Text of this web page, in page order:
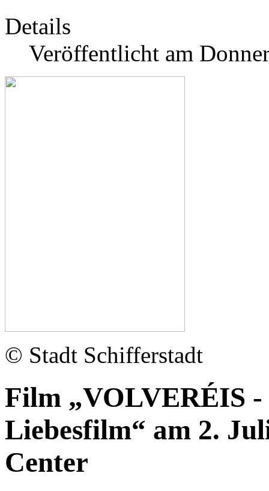
Details
Veröffentlicht am
© Stadt Schifferstadt
Film „VOLVERÉIS -
Liebesfilm“ am 2.
Center